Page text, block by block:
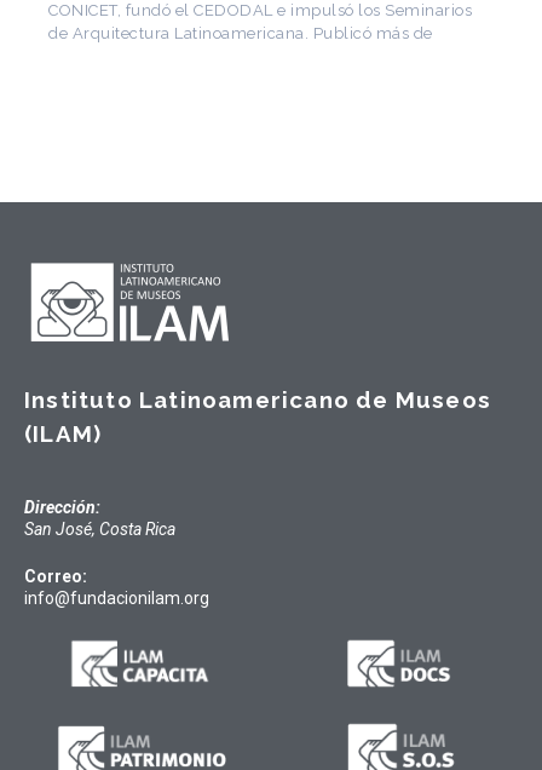
CONICET, fundó el CEDODAL e impulsó los Seminarios
de Arquitectura Latinoamericana. Publicó más de
Instituto Latinoamericano de Museos
(ILAM)
Dirección:
San José, Costa Rica
Correo:
info@fundacionilam.org